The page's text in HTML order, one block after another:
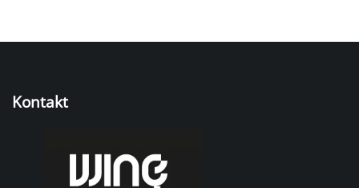
Kontakt